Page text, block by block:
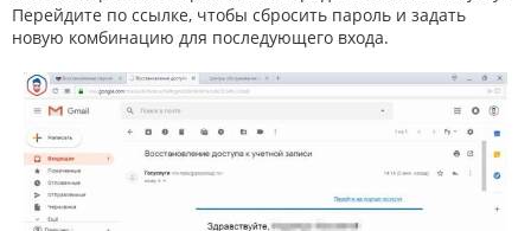
Перейдите по ссылке, чтобы сбросить пароль и задать
новую комбинацию для последующего входа.